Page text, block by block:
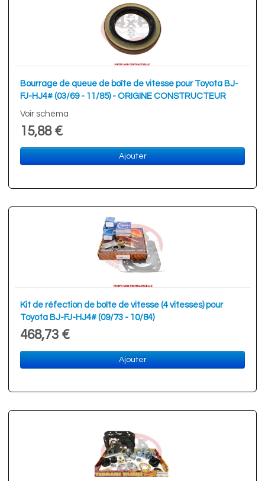
Bourrage de queue de boîte de vitesse pour Toyota BJ-
FJ-HJ4# (03/69 - 11/85) - ORIGINE CONSTRUCTEUR
Voir schéma
15,88 €
Ajouter
Kit de réfection de boîte de vitesse (4 vitesses) pour
Toyota BJ-FJ-HJ4# (09/73 - 10/84)
468,73 €
Ajouter